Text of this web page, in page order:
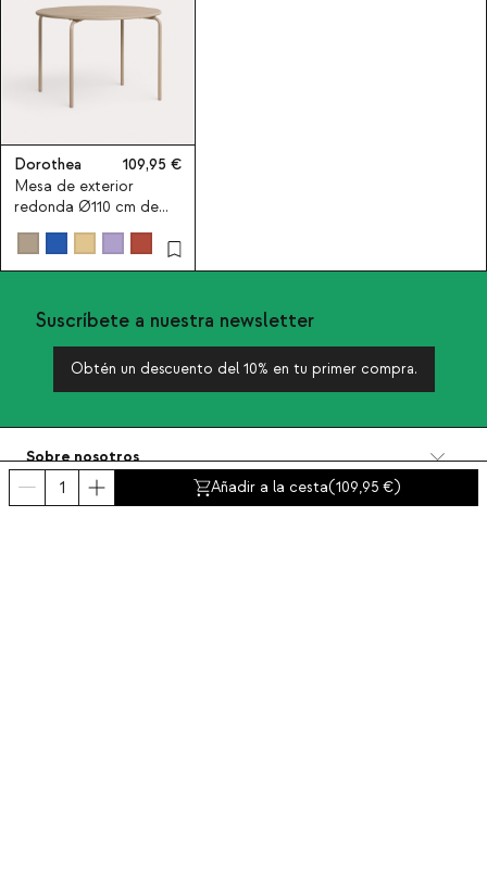
Añadir a la cesta(109,95 )
Dorothea
109,95
Mesa de exterior
redonda Ø110 cm de
metal Dorothea
Suscríbete a nuestra newsletter
Obtén un descuento del 10% en tu primer compra.
Sobre nosotros
Categorías
Contacto y ayuda